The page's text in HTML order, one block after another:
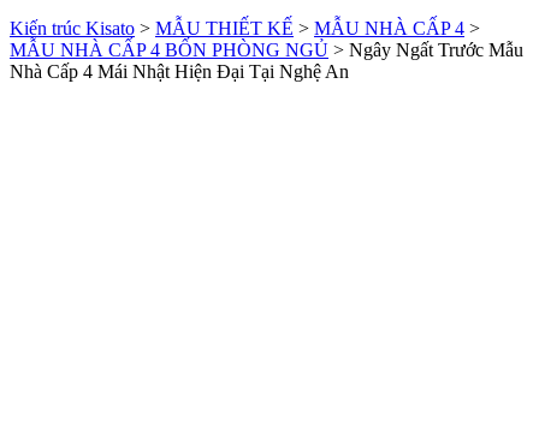
Kiến trúc Kisato > MẪU THIẾT KẾ > MẪU NHÀ CẤP 4 >
MẪU NHÀ CẤP 4 BỐN PHÒNG NGỦ > Ngây Ngất Trước Mẫu
Nhà Cấp 4 Mái Nhật Hiện Đại Tại Nghệ An